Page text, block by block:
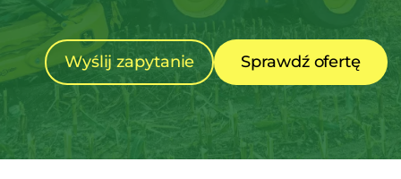
Wyślij zapytanie Sprawdź ofertę